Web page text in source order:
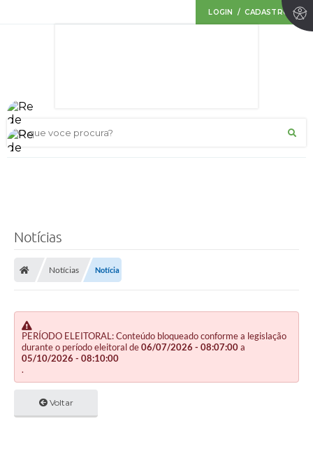
LOGIN / CADASTRO
O que voce procura?
Notícias
Notícias Notícia
PERÍODO ELEITORAL: Conteúdo bloqueado conforme a legislação
durante o período eleitoral de06/07/2026 - 08:07:00a
05/10/2026 - 08:10:00
.
Voltar